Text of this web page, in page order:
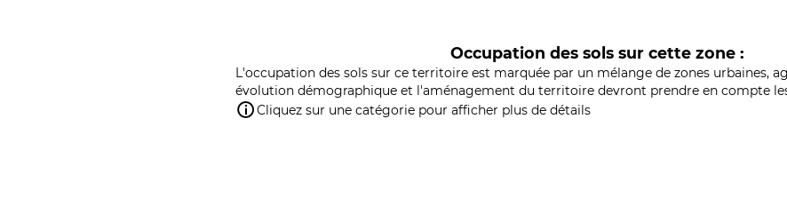
Occupation des sols sur cette zone :
L'occupation des sols sur ce territoire est marquée par un mélange de zones urbaines,
évolution démographique et l'aménagement du territoire devront prendre en compte
Cliquez sur une catégorie pour afficher plus de détails